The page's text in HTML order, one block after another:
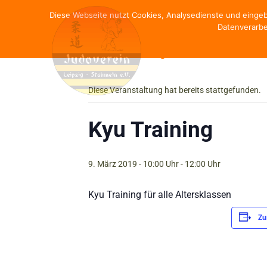
« Alle Veranstaltungen
Diese Veranstaltung hat bereits stattgefunden.
Kyu Training
9. März 2019 - 10:00 Uhr- 12:00 Uhr
Kyu Training für alle Altersklassen
Diese Webseite nutzt Cookies, Analysedienste und